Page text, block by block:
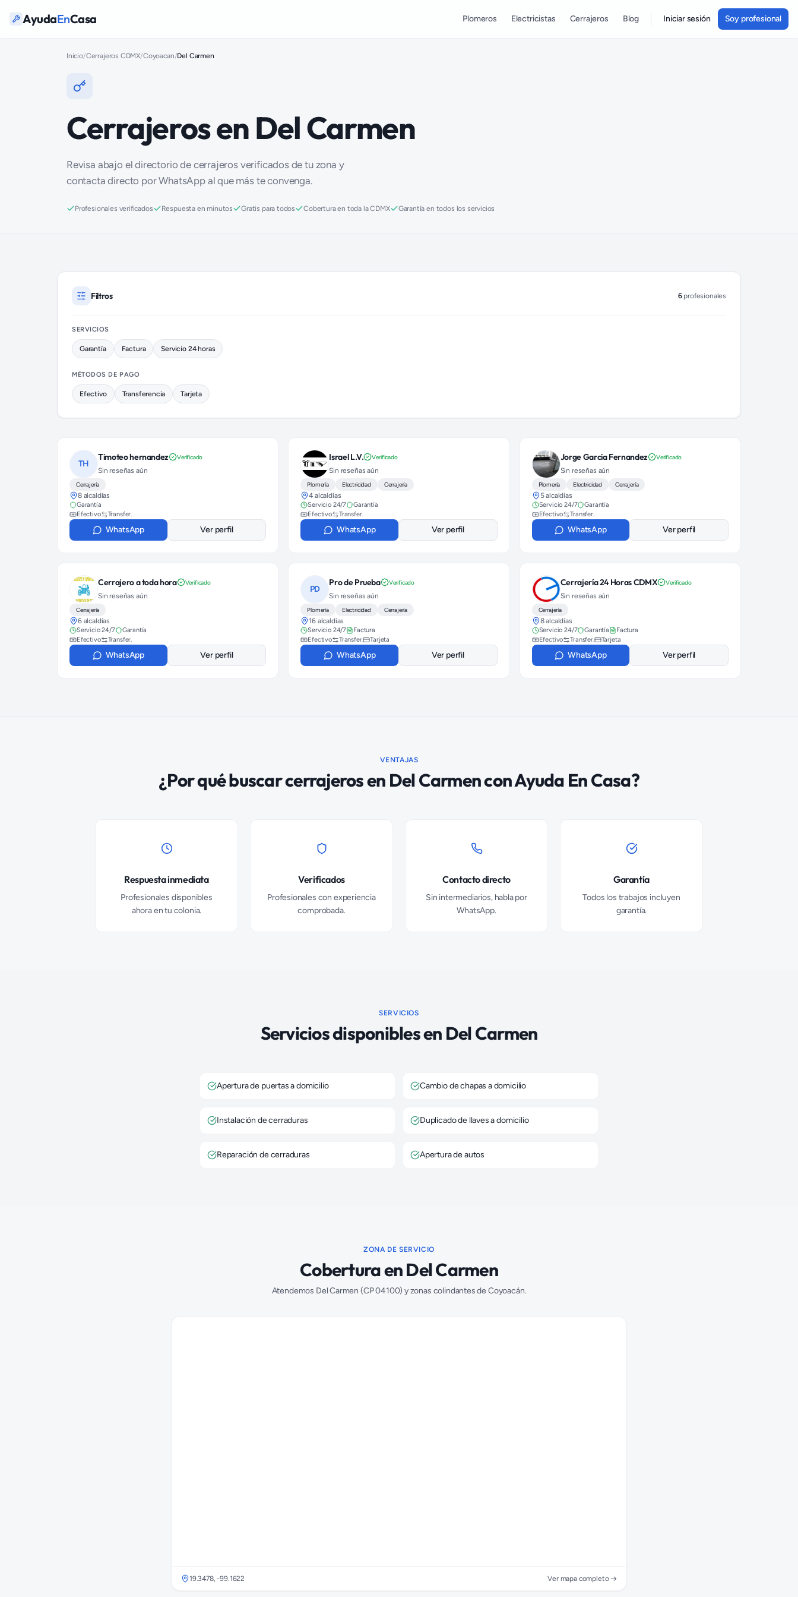
AyudaEnCasa Plomeros Electricistas Cerrajeros Blog Iniciar sesión Soy profesional
Inicio/Cerrajeros CDMX/Coyoacan/Del Carmen
Cerrajeros en Del Carmen
Revisa abajo el directorio de cerrajeros verificados de tu zona y
contacta directo por WhatsApp al que más te convenga.
Profesionales verificados Respuesta en minutos Gratis para todos Cobertura en toda la CDMX Garantía en todos los servicios
Cerrajeros disponibles en Coyoacán (colonia Del Carmen)
Filtros 6 profesionales
SERVICIOS
Garantía Factura Servicio 24 horas
MÉTODOS DE PAGO
Efectivo Transferencia Tarjeta
TH
Timoteo hernandez Verificado
Sin reseñas aún
Cerrajería
8 alcaldías
Garantía
Efectivo
Transfer.
WhatsApp Ver perfil
Israel L.V. Verificado
Sin reseñas aún
Plomería Electricidad Cerrajería
4 alcaldías
Servicio 24/7
Garantía
Efectivo
Transfer.
WhatsApp Ver perfil
Jorge Garcia Fernandez Verificado
Sin reseñas aún
Plomería Electricidad Cerrajería
5 alcaldías
Servicio 24/7
Garantía
Efectivo
Transfer.
WhatsApp Ver perfil
Cerrajero a toda hora Verificado
Sin reseñas aún
Cerrajería
6 alcaldías
Servicio 24/7
Garantía
Efectivo
Transfer.
WhatsApp Ver perfil
PD
Pro de Prueba Verificado
Sin reseñas aún
Plomería Electricidad Cerrajería
16 alcaldías
Servicio 24/7
Factura
Efectivo
Transfer. Tarjeta
WhatsApp Ver perfil
Cerrajería 24 Horas CDMX Verificado
Sin reseñas aún
Cerrajería
8 alcaldías
Servicio 24/7 Garantía
Factura
Efectivo
Transfer. Tarjeta
WhatsApp Ver perfil
VENTAJAS
¿Por qué buscarcerrajerosen Del Carmencon Ayuda En Casa?
Respuesta inmediata
Profesionales disponibles
ahora en tu colonia.
Verificados
Profesionales con experiencia
comprobada.
Contacto directo
Sin intermediarios, habla por
WhatsApp.
Garantía
Todos los trabajos incluyen
garantía.
SERVICIOS
Servicios disponibles en Del Carmen
Apertura de puertas a domicilio Cambio de chapas a domicilio
Instalación de cerraduras Duplicado de llaves a domicilio
Reparación de cerraduras Apertura de autos
ZONA DE SERVICIO
Cobertura enDel Carmen
Atendemos Del Carmen (CP04100) y zonas colindantes de Coyoacán.
19.3478,-99.1622 Ver mapa completo →